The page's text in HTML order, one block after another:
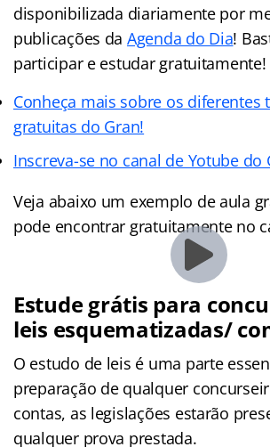
disponibilizada diariamente por
publicações da Agenda do Dia!
participar e estudar gratuitamente!
Conheça mais sobre os diferentes
gratuitas do Gran!
Inscreva-se no canal de Yotube do
Veja abaixo um exemplo de aula
pode encontrar gratuitamente no
Estude grátis para
leis esquematizadas/
O estudo de leis é uma parte
preparação de qualquer
contas, as legislações estarão
qualquer prova prestada.